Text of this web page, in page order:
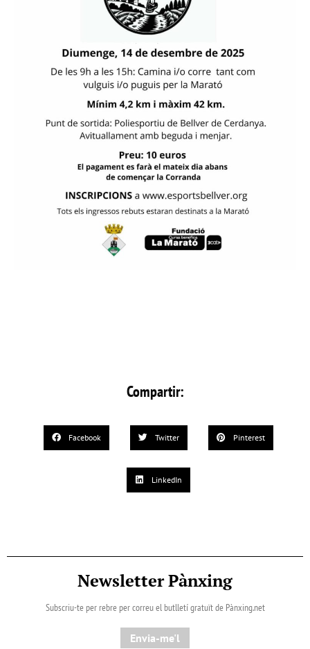
Compartir:
Facebook Twitter Pinterest
LinkedIn
Newsletter Pànxing
Subscriu-te per rebre per correu el butlletí gratuït de Pànxing.net​
Envia-me'l